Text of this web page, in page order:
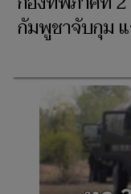
กัมพูชาจับกุม